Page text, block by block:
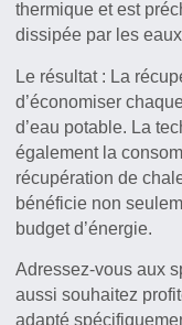
thermique et est
dissipée par les
Le résultat : La
d’économiser
d’eau potable. La
également la
récupération de
bénéficie non
budget d’énergie.
Adressez-vous aux
aussi souhaitez
adapté